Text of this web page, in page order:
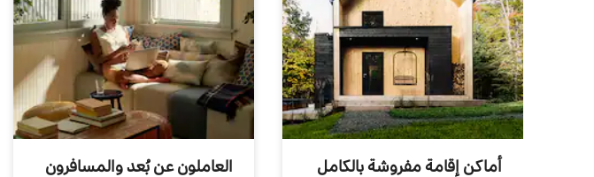
أماكن إقامة مفروشة بالكامل
العاملون عن بُعد والمسافرون